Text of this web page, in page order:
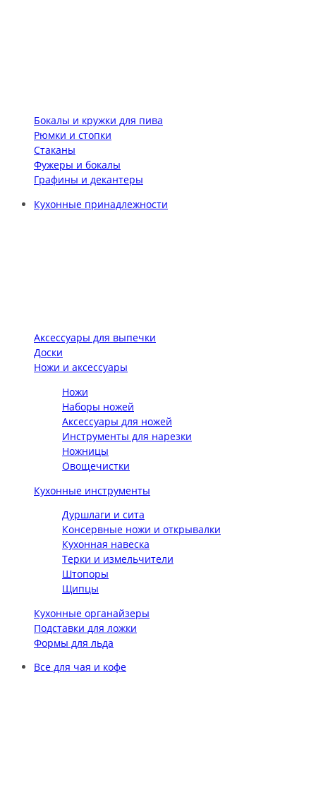
Бокалы и кружки для пива
Рюмки и стопки
Стаканы
Фужеры и бокалы
Графины и декантеры
Кухонные принадлежности
Аксессуары для выпечки
Доски
Ножи и аксессуары
Ножи
Наборы ножей
Аксессуары для ножей
Инструменты для нарезки
Ножницы
Овощечистки
Кухонные инструменты
Дуршлаги и сита
Консервные ножи и открывалки
Кухонная навеска
Терки и измельчители
Штопоры
Щипцы
Кухонные органайзеры
Подставки для ложки
Формы для льда
Все для чая и кофе